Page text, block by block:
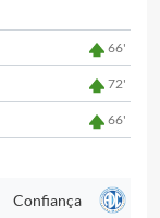
66'
72'
66'
Confiança